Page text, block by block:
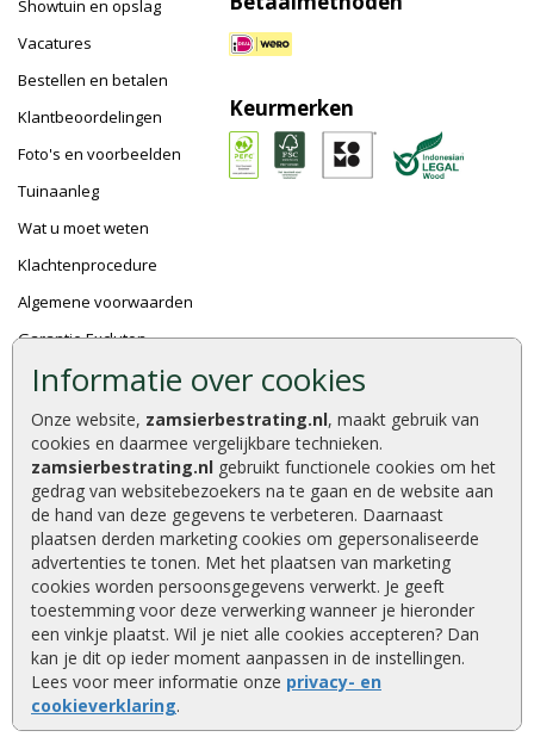
Informatie over cookies
Onze website, zamsierbestrating.nl, maakt gebruik van
cookies en daarmee vergelijkbare technieken.
zamsierbestrating.nl gebruikt functionele cookies om het
gedrag van websitebezoekers na te gaan en de website aan
de hand van deze gegevens te verbeteren. Daarnaast
plaatsen derden marketing cookies om gepersonaliseerde
advertenties te tonen. Met het plaatsen van marketing
cookies worden persoonsgegevens verwerkt. Je geeft
toestemming voor deze verwerking wanneer je hieronder
een vinkje plaatst. Wil je niet alle cookies accepteren? Dan
kan je dit op ieder moment aanpassen in de instellingen.
Lees voor meer informatie onze privacy- en
cookieverklaring.
Showtuin en opslag
Vacatures
Bestellen en betalen
Klantbeoordelingen
Foto's en voorbeelden
Tuinaanleg
Wat u moet weten
Klachtenprocedure
Algemene voorwaarden
Garantie Excluton
Keurmerken
Onze partners